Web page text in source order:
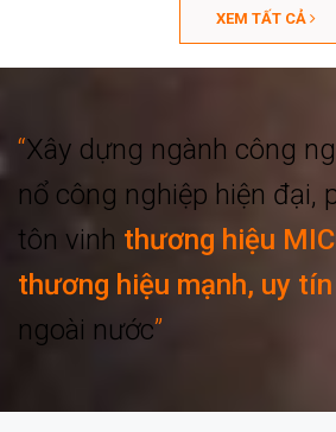
XEM TẤT CẢ
“Xây dựng ngành công
nổ công nghiệp hiện đại,
tôn vinh thương hiệu
thương hiệu mạnh, uy tín
ngoài nước”